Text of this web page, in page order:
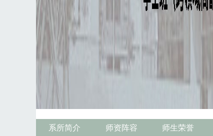
系所简介 师资阵容 师生荣誉